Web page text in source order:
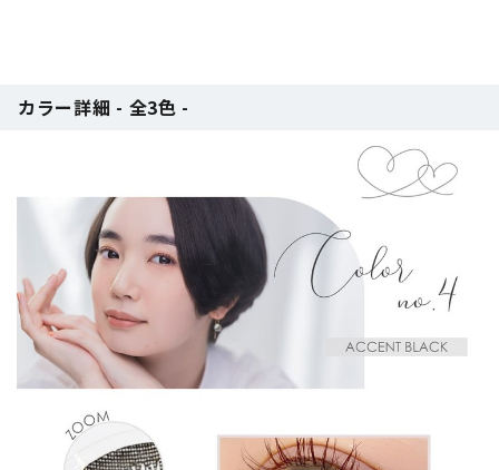
カラー詳細 - 全3色 -